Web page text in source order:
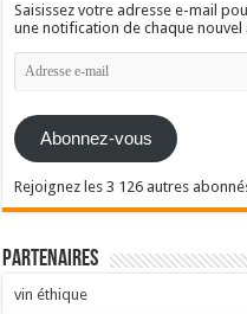
Saisissez votre adresse e-mail
une notification de chaque
Adresse
e-
Abonnez-vous
Rejoignez les 3 126 autres
Partenaires
vin éthique